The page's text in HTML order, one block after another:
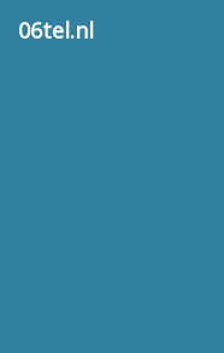
06tel.nl